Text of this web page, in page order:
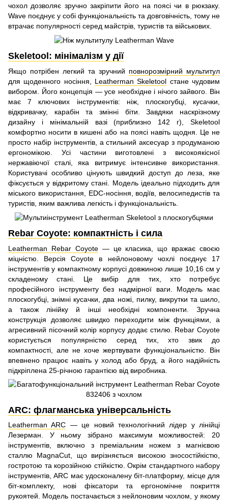
чохол дозволяє зручно закріпити його на поясі чи в рюкзаку.
Wave поєднує у собі функціональність та довговічність, тому не
втрачає популярності серед майстрів, туристів та військових.
Skeletool: мінімалізм у дії
Якщо потрібен легкий та зручний повнорозмірний мультитул
для щоденного носіння, Leatherman Skeletool стане чудовим
вибором. Його концепція — усе необхідне і нічого зайвого. Він
має 7 ключових інструментів: ніж, плоскогубці, кусачки,
відкривачку, карабін та змінні біти. Завдяки наскрізному
дизайну і мінімальній вазі (приблизно 142 г), Skeletool
комфортно носити в кишені або на поясі навіть щодня. Це не
просто набір інструментів, а стильний аксесуар з продуманою
ергономікою. Усі частини виготовлені з високоякісної
нержавіючої сталі, яка витримує інтенсивне використання.
Користувачі особливо цінують швидкий доступ до леза, яке
фіксується у відкритому стані. Модель ідеально підходить для
міського використання, EDC-носіння, водіїв, велосипедистів та
туристів, яким важлива легкість і функціональність.
Rebar Coyote: компактність і сила
Leatherman Rebar Coyote— це класика, що вражає своєю
міцністю. Версія Coyote в нейлоновому чохлі поєднує 17
інструментів у компактному корпусі довжиною лише 10,16 см у
складеному стані. Це вибір для тих, хто потребує
професійного інструменту без надмірної ваги. Модель має
плоскогубці, знімні кусачки, два ножі, пилку, викрутки та шило,
а також лінійку й інші необхідні компоненти. Зручна
конструкція дозволяє швидко переходити між функціями, а
агресивний пісочний колір корпусу додає стилю. Rebar Coyote
користується популярністю серед тих, хто звик до
компактності, але не хоче жертвувати функціональністю. Він
впевнено працює навіть у холод або бруд, а його надійність
підкріплена 25-річною гарантією від виробника.
ARC: флагманська універсальність
Leatherman ARC — це новий технологічний лідер у лінійці
Лезерман. У ньому зібрано максимум можливостей: 20
інструментів, включно з преміальним ножем з магнієвою
сталлю MagnaCut, що вирізняється високою зносостійкістю,
гостротою та корозійною стійкістю. Окрім стандартного набору
інструментів, ARC має удосконалену біт-платформу, місце для
біт-комплекту, нові фіксатори та ергономічне покриття
рукоятей. Модель постачається з нейлоновим чохлом, у якому